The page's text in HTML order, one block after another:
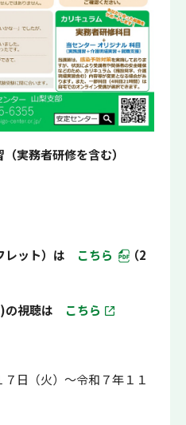
実務者研修を含む）
ット）は こちら
（2
視聴は こちら
日（火）～令和７年１１